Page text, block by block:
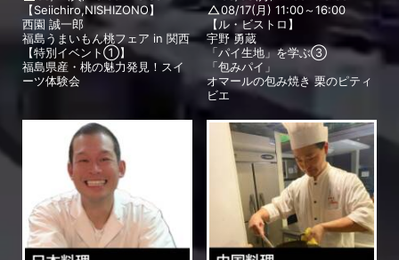
【Seiichiro,NISHIZONO】
西園 誠一郎
福島うまいもん桃フェア in 関西
【特別イベント①】
福島県産・桃の魅力発見！スイ
ーツ体験会
08/17(月) 11:00～16:00
【ル・ビストロ】
宇野 勇蔵
「パイ生地」を学ぶ③
「包みパイ」
オマールの包み焼き 栗のピティ
ビエ